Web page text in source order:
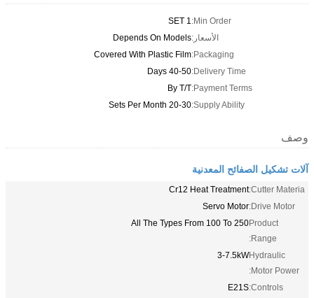
Min Order:
1 SET
الأسعار:Depends On Models
Packaging:
Covered With Plastic Film
Delivery Time:
40-50 Days
Payment Terms:
By T/T
Supply Ability:
20-30 Sets Per Month
وصف
آلات تشكيل الصفائح المعدنية
Cutter Materia:
Cr12 Heat Treatment
Drive Motor:
Servo Motor
Product
Range:
All The Types From 100 To 250
Hydraulic
Motor Power:
3-7.5kW
Controls:
E21S